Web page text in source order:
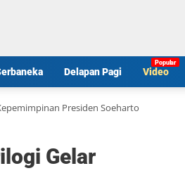
Delapan Pagi Video
Presiden Soeharto
Gelar